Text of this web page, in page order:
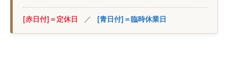
[赤日付]＝定休日 ／ [青日付]＝臨時休業日